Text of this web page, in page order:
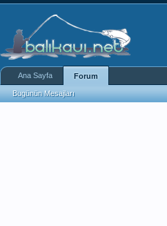
Ana Sayfa Forum
Bugünün Mesajları